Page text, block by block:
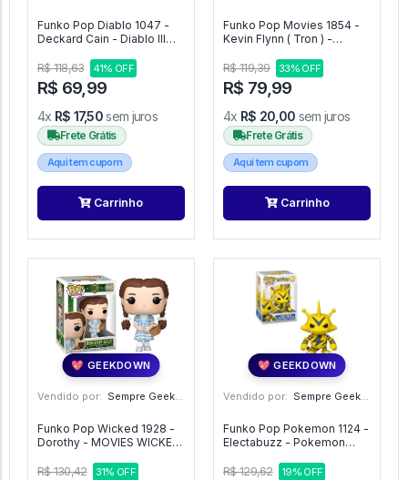
Funko Pop Diablo 1047 -
Deckard Cain - Diablo III
R$ 118,63
41% OFF
R$ 69,99
4x R$ 17,50sem juros
Frete Grátis
Aqui tem cupom
Carrinho
Funko Pop Movies 1854 -
Kevin Flynn ( Tron ) -
R$ 119,39
33% OFF
R$ 79,99
4x R$ 20,00 sem juros
Frete Grátis
Aqui tem cupom
Carrinho
💖 GEEKDOWN
Vendido por: Sempre Geek - SP
Funko Pop Wicked 1928 -
Dorothy - MOVIES WICKED
R$ 130,42
31% OFF
💖 GEEKDOWN
Vendido por: Sempre Geek - SP
Funko Pop Pokemon 1124 -
Electabuzz - Pokemon
R$ 129,62
19% OFF